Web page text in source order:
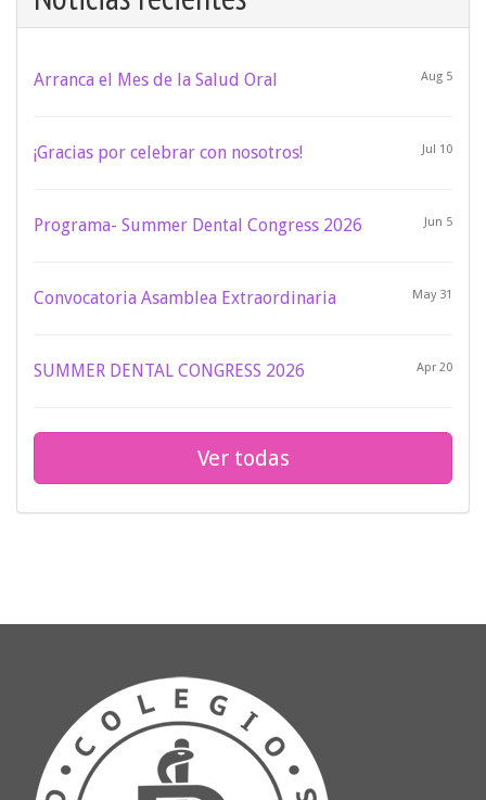
Aug 5
Arranca el Mes de la Salud Oral
Jul 10
¡Gracias por celebrar con nosotros!
Jun 5
Programa- Summer Dental Congress 2026
May 31
Convocatoria Asamblea Extraordinaria
Apr 20
SUMMER DENTAL CONGRESS 2026
Ver todas